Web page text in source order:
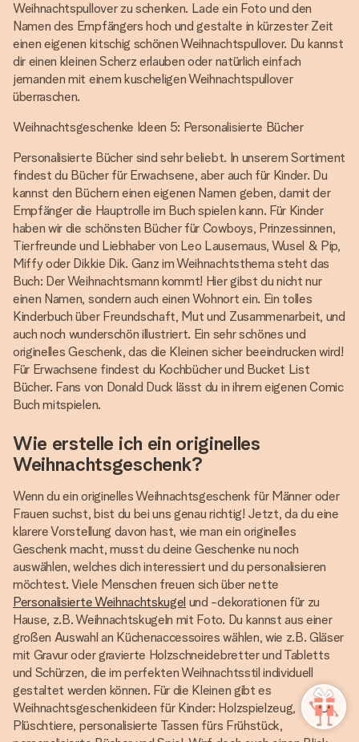
Weihnachtspullover zu schenken. Lade ein Foto und den
Namen des Empfängers hoch und gestalte in kürzester Zeit
einen eigenen kitschig schönen Weihnachtspullover. Du kannst
dir einen kleinen Scherz erlauben oder natürlich einfach
jemanden mit einem kuscheligen Weihnachtspullover
überraschen.
Weihnachtsgeschenke Ideen 5: Personalisierte Bücher
Personalisierte Bücher sind sehr beliebt. In unserem Sortiment
findest du Bücher für Erwachsene, aber auch für Kinder. Du
kannst den Büchern einen eigenen Namen geben, damit der
Empfänger die Hauptrolle im Buch spielen kann. Für Kinder
haben wir die schönsten Bücher für Cowboys, Prinzessinnen,
Tierfreunde und Liebhaber von Leo Lausemaus, Wusel & Pip,
Miffy oder Dikkie Dik. Ganz im Weihnachtsthema steht das
Buch: Der Weihnachtsmann kommt! Hier gibst du nicht nur
einen Namen, sondern auch einen Wohnort ein. Ein tolles
Kinderbuch über Freundschaft, Mut und Zusammenarbeit, und
auch noch wunderschön illustriert. Ein sehr schönes und
originelles Geschenk, das die Kleinen sicher beeindrucken wird!
Für Erwachsene findest du Kochbücher und Bucket List
Bücher. Fans von Donald Duck lässt du in ihrem eigenen Comic
Buch mitspielen.
Wie erstelle ich ein originelles
Weihnachtsgeschenk?
Wenn du ein originelles Weihnachtsgeschenk für Männer oder
Frauen suchst, bist du bei uns genau richtig! Jetzt, da du eine
klarere Vorstellung davon hast, wie man ein originelles
Geschenk macht, musst du deine Geschenke nu noch
auswählen, welches dich interessiert und du personalisieren
möchtest. Viele Menschen freuen sich über nette
Personalisierte Weihnachtskugel und -dekorationen für zu
Hause, z.B. Weihnachtskugeln mit Foto. Du kannst aus einer
großen Auswahl an Küchenaccessoires wählen, wie z.B. Gläser
mit Gravur oder gravierte Holzschneidebretter und Tabletts
und Schürzen, die im perfekten Weihnachtsstil individuell
gestaltet werden können. Für die Kleinen gibt es
Weihnachtsgeschenkideen für Kinder: Holzspielzeug,
Plüschtiere, personalisierte Tassen fürs Frühstück,